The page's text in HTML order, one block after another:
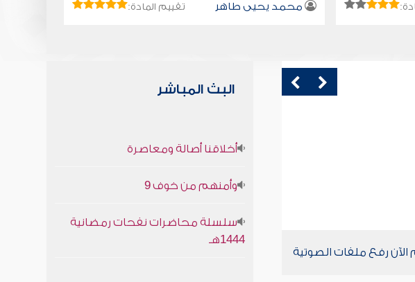
محمد يحيى طاهر تقييم المادة:
بحياتك " كتاب
في فنون التعامل - المقدمة
محمد العريفي
رفع ملفات الصوتية
البث المباشر
أخلاقنا أصالة ومعاصرة
وأمنهم من خوف 9
سلسلة محاضرات نفحات رمضانية
1444هـ